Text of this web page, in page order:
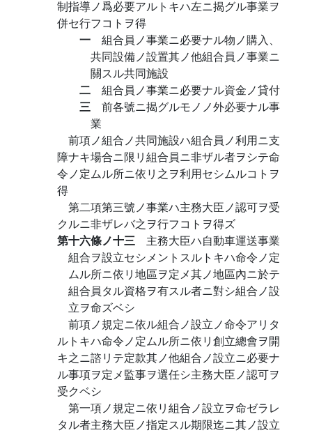
制指導ノ爲必要アルトキハ左ニ揭グル事業ヲ
併セ行フコトヲ得
一 組合員ノ事業ニ必要ナル物ノ購入、
共同設備ノ設置其ノ他組合員ノ事業ニ
關スル共同施設
二 組合員ノ事業ニ必要ナル資金ノ貸付
三 前各號ニ揭グルモノノ外必要ナル事
業
前項ノ組合ノ共同施設ハ組合員ノ利用ニ支
障ナキ場合ニ限リ組合員ニ非ザル者ヲシテ命
令ノ定ムル所ニ依リ之ヲ利用セシムルコトヲ
得
第二項第三號ノ事業ハ主務大臣ノ認可ヲ受
クルニ非ザレバ之ヲ行フコトヲ得ズ
第十六條ノ十三 主務大臣ハ自動車運送事業
組合ヲ設立セシメントスルトキハ命令ノ定
ムル所ニ依リ地區ヲ定メ其ノ地區內ニ於テ
組合員タル資格ヲ有スル者ニ對シ組合ノ設
立ヲ命ズベシ
前項ノ規定ニ依ル組合ノ設立ノ命令アリタ
ルトキハ命令ノ定ムル所ニ依リ創立總會ヲ開
キ之ニ諮リテ定款其ノ他組合ノ設立ニ必要ナ
ル事項ヲ定メ監事ヲ選任シ主務大臣ノ認可ヲ
受クベシ
第一項ノ規定ニ依リ組合ノ設立ヲ命ゼラレ
タル者主務大臣ノ指定スル期限迄ニ其ノ設立